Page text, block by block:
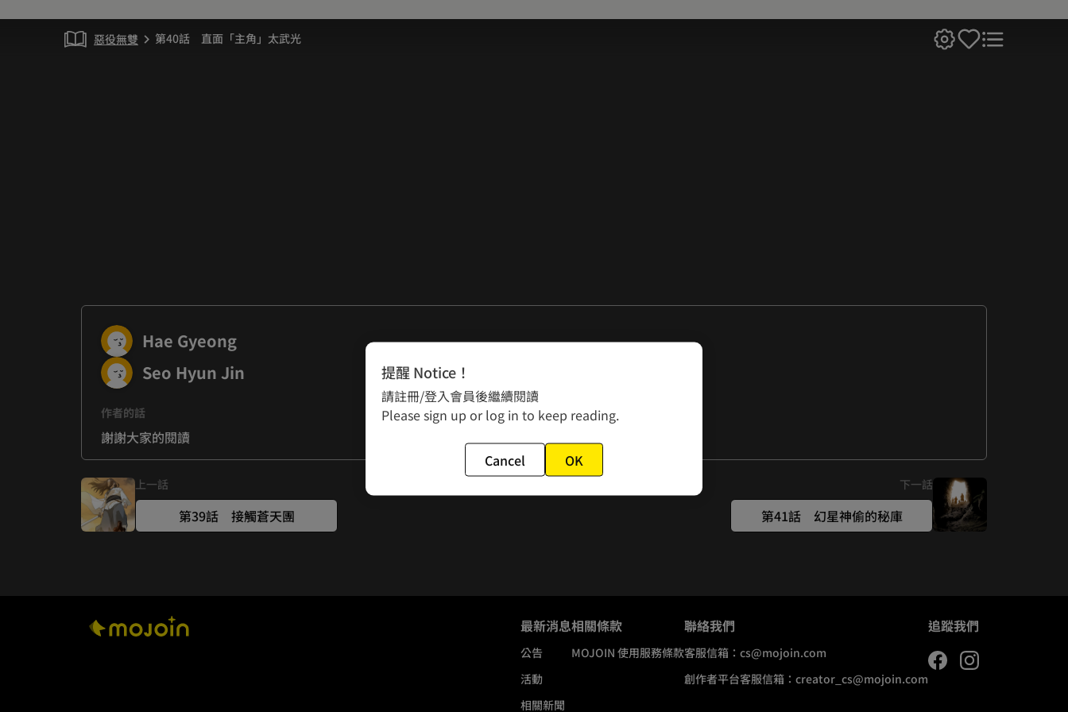
惡役無雙 chevron_right 第40話 直面「主角」太武光
Hae Gyeong
Seo Hyun Jin
作者的話
謝謝大家的閱讀
上一話
第39話 接觸蒼天團
下一話
第41話 幻星神偷的秘庫
最新消息
公告
活動
相關新聞
相關條款
MOJOIN 使用服務條款
聯絡我們
客服信箱： cs@mojoin.com
創作者平台客服信箱： creator_cs@mojoin.com
追蹤我們
提醒 Notice！
請註冊/登入會員後繼續閱讀
Please sign up or log in to keep reading.
Cancel OK